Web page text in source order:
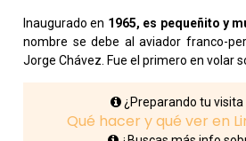
Inaugurado en 1965, es pequeñito y
nombre se debe al aviador franco-
Jorge Chávez. Fue el primero en volar
¿Preparando tu visita
Qué hacer y qué ver en